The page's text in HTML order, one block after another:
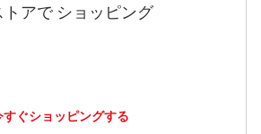
トアで ショッピング
すぐショッピングする